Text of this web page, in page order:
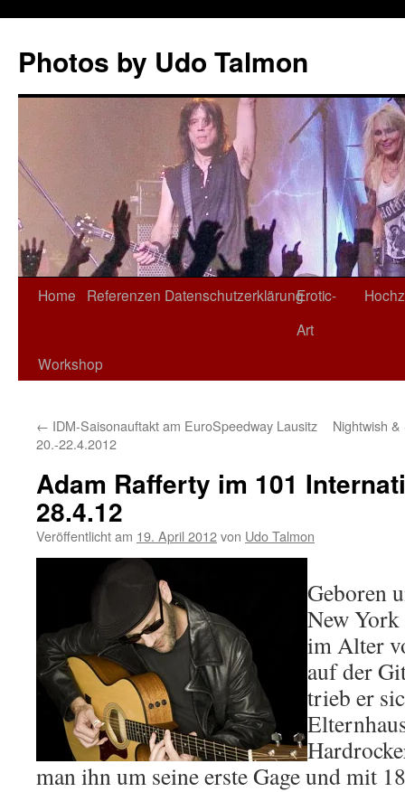
springen
Photos by Udo Talmon
Home Referenzen DatenschutzerklärungErotic-
Art
Workshop
← IDM-Saisonauftakt am EuroSpeedway Lausitz
20.-22.4.2012
Nightwish
Adam Rafferty im 101
28.4.12
Veröffentlicht am 19. April 2012von Udo Talmon
Geboren
New York
im Alter
auf der
trieb er
man ihn um seine erste Gage und mit